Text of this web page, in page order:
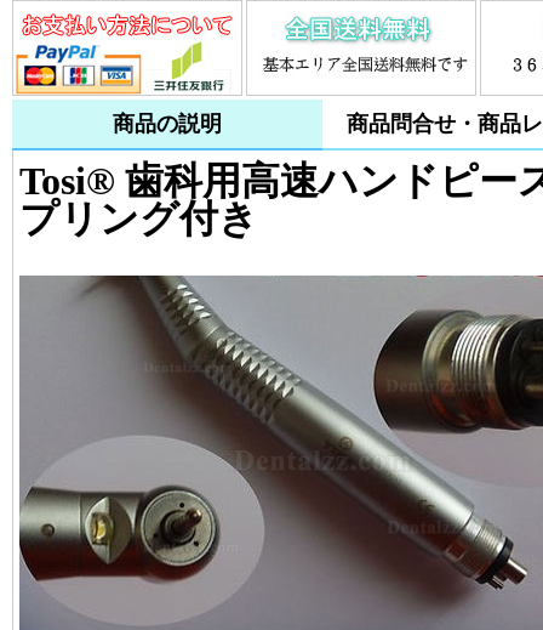
商品の説明 商品問合せ・商品
Tosi® 歯科用高速ハンドピー
プリング付き